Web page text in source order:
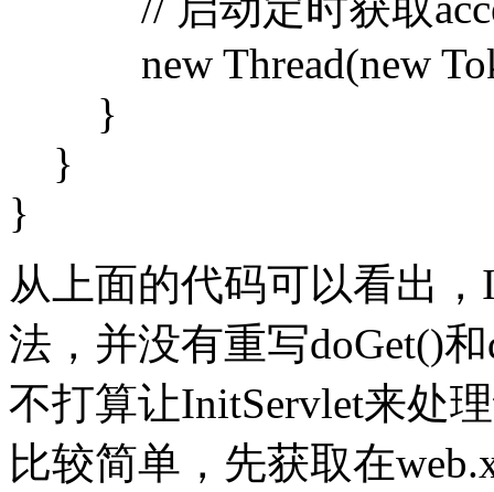
new Thread(new
}
}
}
从上面的代码可以看出
法，并没有重写doGet()
不打算让InitServlet来处
比较简单，先获取在